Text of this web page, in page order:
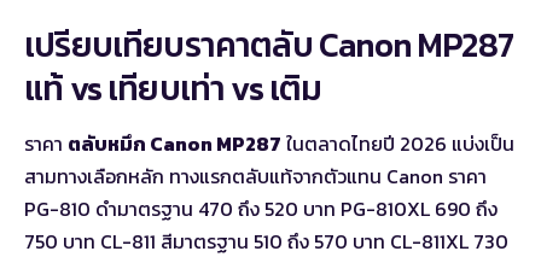
เปรียบเทียบราคาตลับ Canon MP287
แท้ vs เทียบเท่า vs เติม
ราคา ตลับหมึก Canon MP287 ในตลาดไทยปี 2026 แบ่งเป็น
สามทางเลือกหลัก ทางแรกตลับแท้จากตัวแทน Canon ราคา
PG-810 ดำมาตรฐาน 470 ถึง 520 บาท PG-810XL 690 ถึง
750 บาท CL-811 สีมาตรฐาน 510 ถึง 570 บาท CL-811XL 730